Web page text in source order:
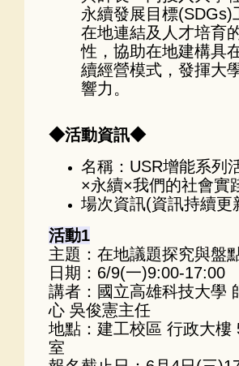
永續發展目標(SDGs)
在地連結及人才培育
性，協助在地建構具
續經營模式，發揮大
響力。
◆活動資訊◆
名稱：USR增能系列
×永續×我們的社會實
場次資訊(資訊持續更
活動1
主題：在地議題探究與盤
日期：6/9(一)9:00-17:00
講者：國立高雄科技大學
心 吳俊憲主任
地點：建工校區 行政大樓
室